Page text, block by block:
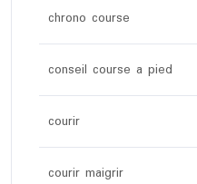
chrono course
conseil course a pied
courir
courir maigrir